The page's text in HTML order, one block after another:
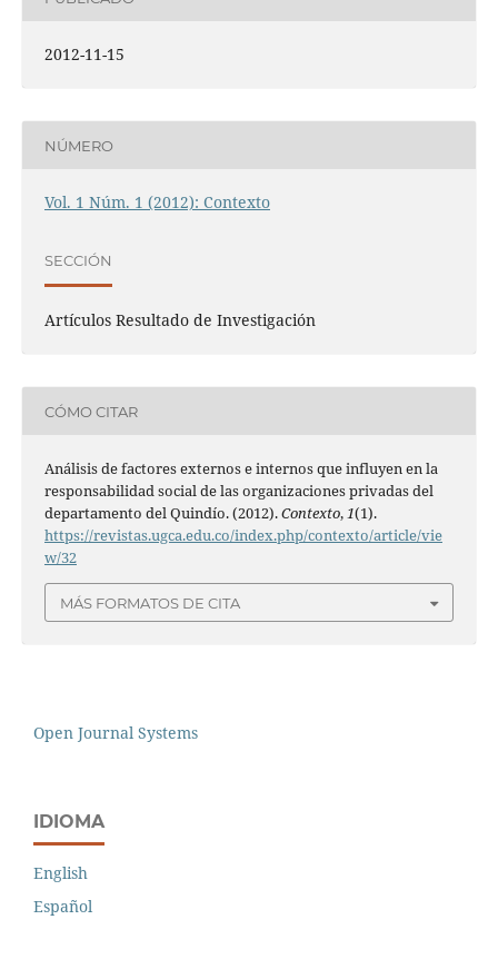
2012-11-15
NÚMERO
Vol. 1 Núm. 1 (2012): Contexto
SECCIÓN
Artículos Resultado de Investigación
CÓMO CITAR
Análisis de factores externos e internos que influyen en la
responsabilidad social de las organizaciones privadas del
departamento del Quindío. (2012).Contexto,1(1).
https://revistas.ugca.edu.co/index.php/contexto/article/vie
w/32
MÁS FORMATOS DE CITA
Open Journal Systems
IDIOMA
English
Español